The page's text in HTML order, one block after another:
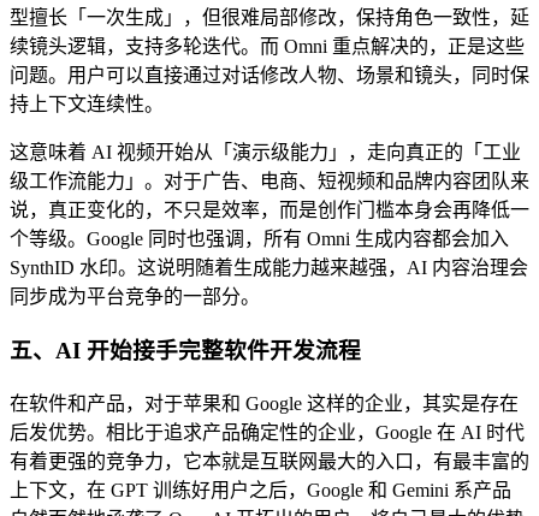
型擅长「一次生成」，但很难局部修改，保持角色一致性，延
续镜头逻辑，支持多轮迭代。而 Omni 重点解决的，正是这些
问题。用户可以直接通过对话修改人物、场景和镜头，同时保
持上下文连续性。
这意味着 AI 视频开始从「演示级能力」，走向真正的「工业
级工作流能力」。对于广告、电商、短视频和品牌内容团队来
说，真正变化的，不只是效率，而是创作门槛本身会再降低一
个等级。Google 同时也强调，所有 Omni 生成内容都会加入
SynthID 水印。这说明随着生成能力越来越强，AI 内容治理会
同步成为平台竞争的一部分。
五、AI 开始接手完整软件开发流程
在软件和产品，对于苹果和 Google 这样的企业，其实是存在
后发优势。相比于追求产品确定性的企业，Google 在 AI 时代
有着更强的竞争力，它本就是互联网最大的入口，有最丰富的
上下文，在 GPT 训练好用户之后，Google 和 Gemini 系产品